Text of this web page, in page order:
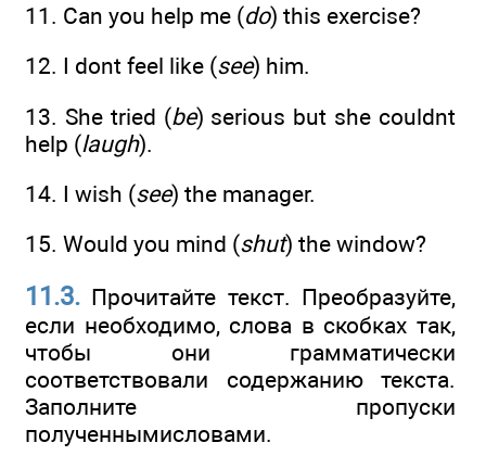
11. Can you help me (do) this exercise?
12. I dont feel like (see) him.
13. She tried (be) serious but she couldnt
help (laugh).
14. I wish (see) the manager.
15. Would you mind (shut) the window?
11.3. Прочитайте текст. Преобразуйте,
если необходимо, слова в скобках так,
чтобы они грамматически
соответствовали содержанию текста.
Заполните пропуски
полученнымисловами.